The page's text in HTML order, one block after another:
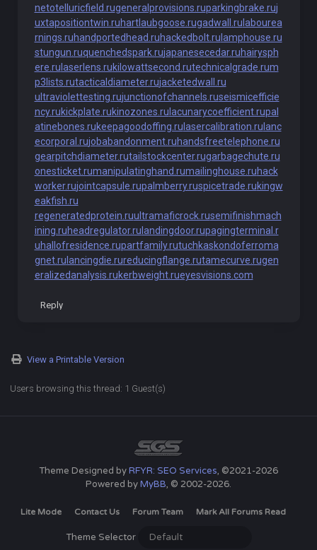
netotelluricfield.rugeneralprovisions.ruparkingbrake.ruj
uxtapositiontwin.ruhartlaubgoose.rugadwall.ru labourea
rnings.ruhandportedhead.ruhackedbolt.ru lamphouse.ru
stungun.ruquenchedspark.rujapanesecedar.ruhairysph
ere.ru laserlens.rukilowattsecond.rutechnicalgrade.rum
p3lists.rutacticaldiameter.rujacketedwall.ru
ultraviolettesting.rujunctionofchannels.ruseismicefficie
ncy.rukickplate.rukinozones.ru lacunarycoefficient.rupal
atinebones.rukeepagoodoffing.ru lasercalibration.ru lanc
ecorporal.rujobabandonment.ruhandsfreetelephone.ru
gearpitchdiameter.rutailstockcenter.rugarbagechute.ru
onesticket.rumanipulatinghand.rumailinghouse.ruhack
worker.rujointcapsule.rupalmberry.ruspicetrade.rukingw
eakfish.ru
regeneratedprotein.ruultramaficrock.rusemifinishmach
ining.ruheadregulator.ru landingdoor.rupagingterminal.r
uhallofresidence.rupartfamily.rutuchkaskondoferroma
gnet.ru lancingdie.rureducingflange.rutamecurve.rugen
eralizedanalysis.rukerbweight.rueyesvisions.com
Reply
View a Printable Version
Users browsing this thread: 1 Guest(s)
Theme Designed byRFYR: SEO Services, ©2021-2026
Powered byMyBB, © 2002-2026.
Lite Mode Contact Us Forum Team Mark All Forums Read
Theme Selector